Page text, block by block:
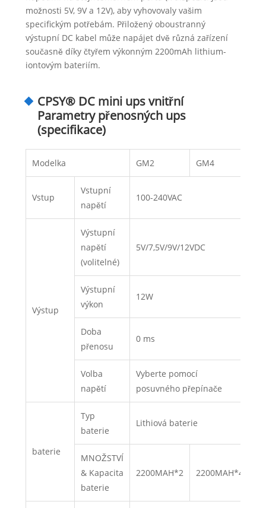
možnosti 5V, 9V a 12V), aby vyhovovaly vašim
specifickým potřebám. Přiložený oboustranný
výstupní DC kabel může napájet dvě různá zařízení
současně díky čtyřem výkonným 2200mAh lithium-
iontovým bateriím.
CPSY® DC mini ups vnitřní
Parametry přenosných ups
(specifikace)
Modelka GM2 GM4
Vstup
Vstupní
napětí
100-240VAC
Výstup
Výstupní
napětí
(volitelné)
5V/7,5V/9V/12VDC
Výstupní
výkon
12W
Doba
přenosu
0 ms
Volba
napětí
Vyberte pomocí
posuvného přepínače
baterie
Typ
baterie
Lithiová baterie
MNOŽSTVÍ
& Kapacita
baterie
2200MAH*2 2200MAH*4